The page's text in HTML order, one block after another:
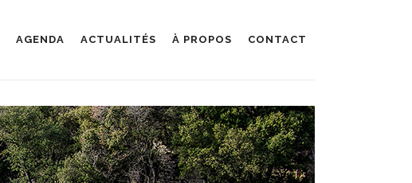
AGENDA ACTUALITÉS À PROPOS CONTACT